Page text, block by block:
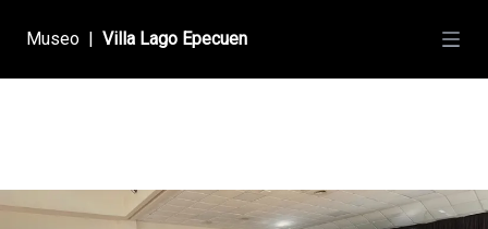
Museo | Villa Lago Epecuen